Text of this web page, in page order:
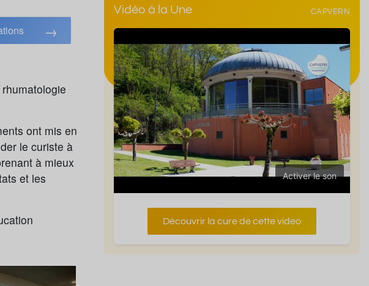
Informations
ont mis en
le curiste à
à mieux
et les
Vidéo à la Une CAPVERN
Activer le son
Découvrir la cure de cette video